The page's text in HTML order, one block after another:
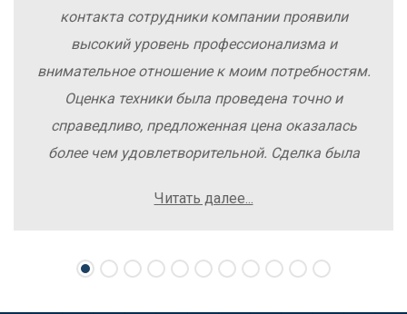
контакта сотрудники компании проявили
высокий уровень профессионализма и
внимательное отношение к моим потребностям.
Оценка техники была проведена точно и
справедливо, предложенная цена оказалась
более чем удовлетворительной. Сделка была
осложнений. Рекомендую компанию Excavator
свою спецтехнику.
Читать далее...